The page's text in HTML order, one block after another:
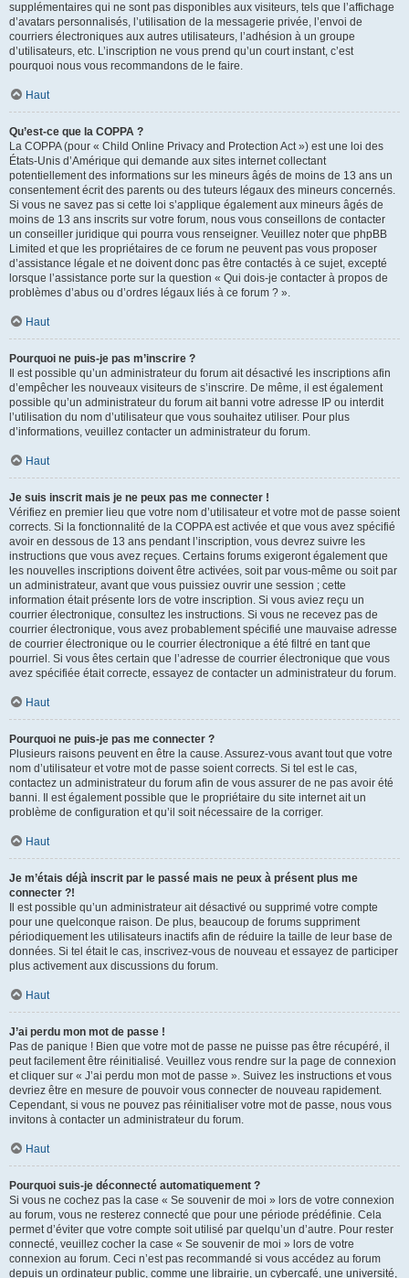
supplémentaires qui ne sont pas disponibles aux visiteurs, tels que l’affichage
d’avatars personnalisés, l’utilisation de la messagerie privée, l’envoi de
courriers électroniques aux autres utilisateurs, l’adhésion à un groupe
d’utilisateurs, etc. L’inscription ne vous prend qu’un court instant, c’est
pourquoi nous vous recommandons de le faire.
Haut
Qu’est-ce que la COPPA ?
La COPPA (pour « Child Online Privacy and Protection Act ») est une loi des
États-Unis d’Amérique qui demande aux sites internet collectant
potentiellement des informations sur les mineurs âgés de moins de 13 ans un
consentement écrit des parents ou des tuteurs légaux des mineurs concernés.
Si vous ne savez pas si cette loi s’applique également aux mineurs âgés de
moins de 13 ans inscrits sur votre forum, nous vous conseillons de contacter
un conseiller juridique qui pourra vous renseigner. Veuillez noter que phpBB
Limited et que les propriétaires de ce forum ne peuvent pas vous proposer
d’assistance légale et ne doivent donc pas être contactés à ce sujet, excepté
lorsque l’assistance porte sur la question « Qui dois-je contacter à propos de
problèmes d’abus ou d’ordres légaux liés à ce forum ? ».
Haut
Pourquoi ne puis-je pas m’inscrire ?
Il est possible qu’un administrateur du forum ait désactivé les inscriptions afin
d’empêcher les nouveaux visiteurs de s’inscrire. De même, il est également
possible qu’un administrateur du forum ait banni votre adresse IP ou interdit
l’utilisation du nom d’utilisateur que vous souhaitez utiliser. Pour plus
d’informations, veuillez contacter un administrateur du forum.
Haut
Je suis inscrit mais je ne peux pas me connecter !
Vérifiez en premier lieu que votre nom d’utilisateur et votre mot de passe soient
corrects. Si la fonctionnalité de la COPPA est activée et que vous avez spécifié
avoir en dessous de 13 ans pendant l’inscription, vous devrez suivre les
instructions que vous avez reçues. Certains forums exigeront également que
les nouvelles inscriptions doivent être activées, soit par vous-même ou soit par
un administrateur, avant que vous puissiez ouvrir une session ; cette
information était présente lors de votre inscription. Si vous aviez reçu un
courrier électronique, consultez les instructions. Si vous ne recevez pas de
courrier électronique, vous avez probablement spécifié une mauvaise adresse
de courrier électronique ou le courrier électronique a été filtré en tant que
pourriel. Si vous êtes certain que l’adresse de courrier électronique que vous
avez spécifiée était correcte, essayez de contacter un administrateur du forum.
Haut
Pourquoi ne puis-je pas me connecter ?
Plusieurs raisons peuvent en être la cause. Assurez-vous avant tout que votre
nom d’utilisateur et votre mot de passe soient corrects. Si tel est le cas,
contactez un administrateur du forum afin de vous assurer de ne pas avoir été
banni. Il est également possible que le propriétaire du site internet ait un
problème de configuration et qu’il soit nécessaire de la corriger.
Haut
Je m’étais déjà inscrit par le passé mais ne peux à présent plus me
connecter ?!
Il est possible qu’un administrateur ait désactivé ou supprimé votre compte
pour une quelconque raison. De plus, beaucoup de forums suppriment
périodiquement les utilisateurs inactifs afin de réduire la taille de leur base de
données. Si tel était le cas, inscrivez-vous de nouveau et essayez de participer
plus activement aux discussions du forum.
Haut
J’ai perdu mon mot de passe !
Pas de panique ! Bien que votre mot de passe ne puisse pas être récupéré, il
peut facilement être réinitialisé. Veuillez vous rendre sur la page de connexion
et cliquer sur « J’ai perdu mon mot de passe ». Suivez les instructions et vous
devriez être en mesure de pouvoir vous connecter de nouveau rapidement.
Cependant, si vous ne pouvez pas réinitialiser votre mot de passe, nous vous
invitons à contacter un administrateur du forum.
Haut
Pourquoi suis-je déconnecté automatiquement ?
Si vous ne cochez pas la case « Se souvenir de moi » lors de votre connexion
au forum, vous ne resterez connecté que pour une période prédéfinie. Cela
permet d’éviter que votre compte soit utilisé par quelqu’un d’autre. Pour rester
connecté, veuillez cocher la case « Se souvenir de moi » lors de votre
connexion au forum. Ceci n’est pas recommandé si vous accédez au forum
depuis un ordinateur public, comme une librairie, un cybercafé, une université,